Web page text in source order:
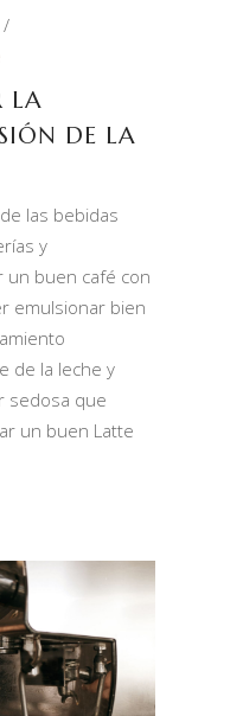
LA
DE LA
las bebidas
y
un buen café con
emulsionar bien
de la leche y
sedosa que
un buen Latte